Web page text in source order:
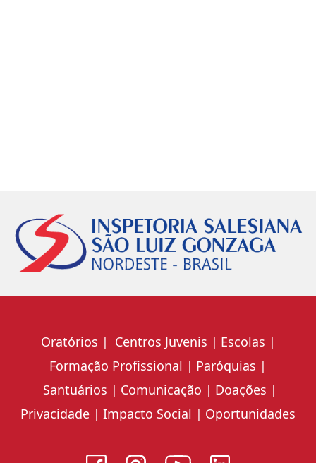
Oratórios Centros Juvenis
Escolas
Formação Profissional
Paróquias
Santuários
Comunicação
Doações
Privacidade
Impacto Social Oportunidades